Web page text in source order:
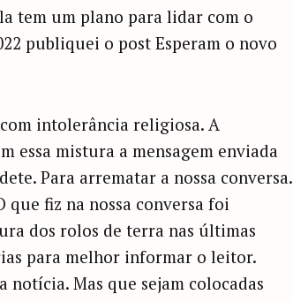
tem um plano para lidar com o
publiquei o post Esperam o novo
intolerância religiosa. A
essa mistura a mensagem enviada
Para arrematar a nossa conversa.
que fiz na nossa conversa foi
dos rolos de terra nas últimas
para melhor informar o leitor.
notícia. Mas que sejam colocadas